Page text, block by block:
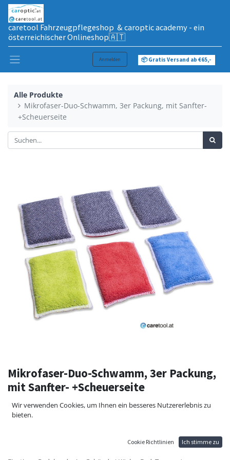
caretool Fahrzeugpflegeshop & caroptic academy - ein
österreichischer Onlineshop🇦🇹
Anmelden 📦 Gratis Versand ab €65,-
Alle Produkte
Mikrofaser-Duo-Schwamm, 3er Packung, mit Sanfter-
+Scheuerseite
Mikrofaser-Duo-Schwamm, 3er Packung,
mit Sanfter- +Scheuerseite
3er Set Duo-Mikrofaserschwämmen mit einer Scheuerseite und einer
sanften Seite
Wir verwenden Cookies, um Ihnen ein besseres Nutzererlebnis zu
bieten.
Cookie Richtlinien Ich stimme zu